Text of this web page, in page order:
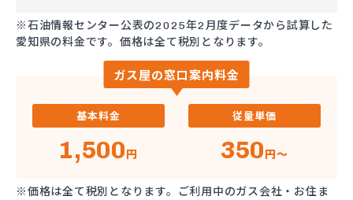
※石油情報センター公表の2025年2月度データから試算した
愛知県の料金です。価格は全て税別となります。
ガス屋の窓口案内料金
基本料金
1,500円
従量単価
350円～
※価格は全て税別となります。ご利用中のガス会社・お住ま